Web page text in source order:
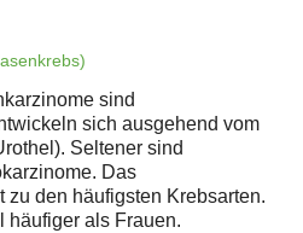
sind
sich ausgehend vom
Seltener sind
Das
zu den häufigsten Krebsarten.
häufiger als Frauen.